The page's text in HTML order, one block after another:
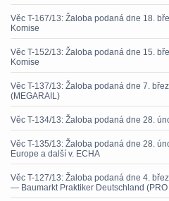
Věc T-167/13: Žaloba podaná dne 18.
Komise
Věc T-152/13: Žaloba podaná dne 15.
Komise
Věc T-137/13: Žaloba podaná dne 7.
(MEGARAIL)
Věc T-134/13: Žaloba podaná dne 28.
Věc T-135/13: Žaloba podaná dne 28.
Europe a další v. ECHA
Věc T-127/13: Žaloba podaná dne 4.
— Baumarkt Praktiker Deutschland (PRO